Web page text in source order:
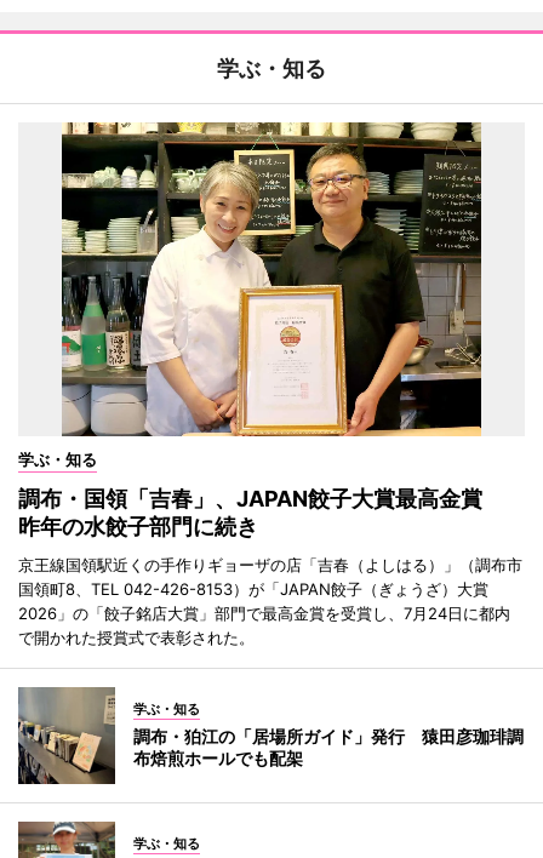
学ぶ・知る
学ぶ・知る
調布・国領「吉春」、JAPAN餃子大賞最高金賞
昨年の水餃子部門に続き
京王線国領駅近くの手作りギョーザの店「吉春（よしはる）」（調布市
国領町8、TEL 042-426-8153）が「JAPAN餃子（ぎょうざ）大賞
2026」の「餃子銘店大賞」部門で最高金賞を受賞し、7月24日に都内
で開かれた授賞式で表彰された。
学ぶ・知る
調布・狛江の「居場所ガイド」発行 猿田彦珈琲調
布焙煎ホールでも配架
学ぶ・知る